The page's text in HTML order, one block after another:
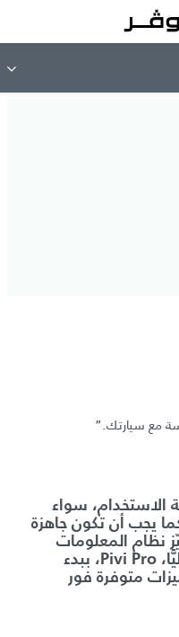
الاستخدام، سواء
يجب أن تكون جاهزة
نظام المعلومات
والترفيه في السيارة الجديد كليًّا، Pivi Pro، ببدء
متوفرة فور